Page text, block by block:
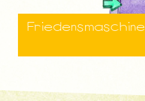
Friedensmaschine